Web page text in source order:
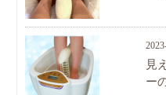
見
ー